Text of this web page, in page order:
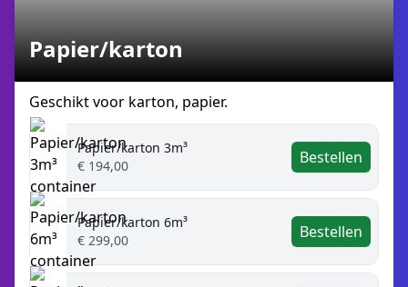
Papier/karton
Geschikt voor karton, papier.
Papier/karton 3m³
€ 194,00
Bestellen
Papier/karton 6m³
€ 299,00
Bestellen